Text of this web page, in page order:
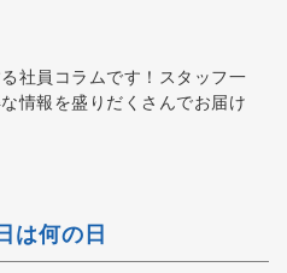
社員コラムです！スタッフ一
情報を盛りだくさんでお届け
は何の日